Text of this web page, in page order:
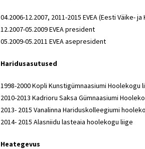
04.2006-12.2007, 2011-2015 EVEA (Eesti
12.2007-05.2009 EVEA president
05.2009-05.2011 EVEA asepresident
Haridusasutused
1998-2000 Kopli Kunstigümnaasiumi Hoolekogu
2010-2013 Kadrioru Saksa Gümnaasiumi
2013- 2015 Vanalinna Hariduskolleegiumi
2014- 2015 Alasniidu lasteaia hoolekogu liige
Heategevus